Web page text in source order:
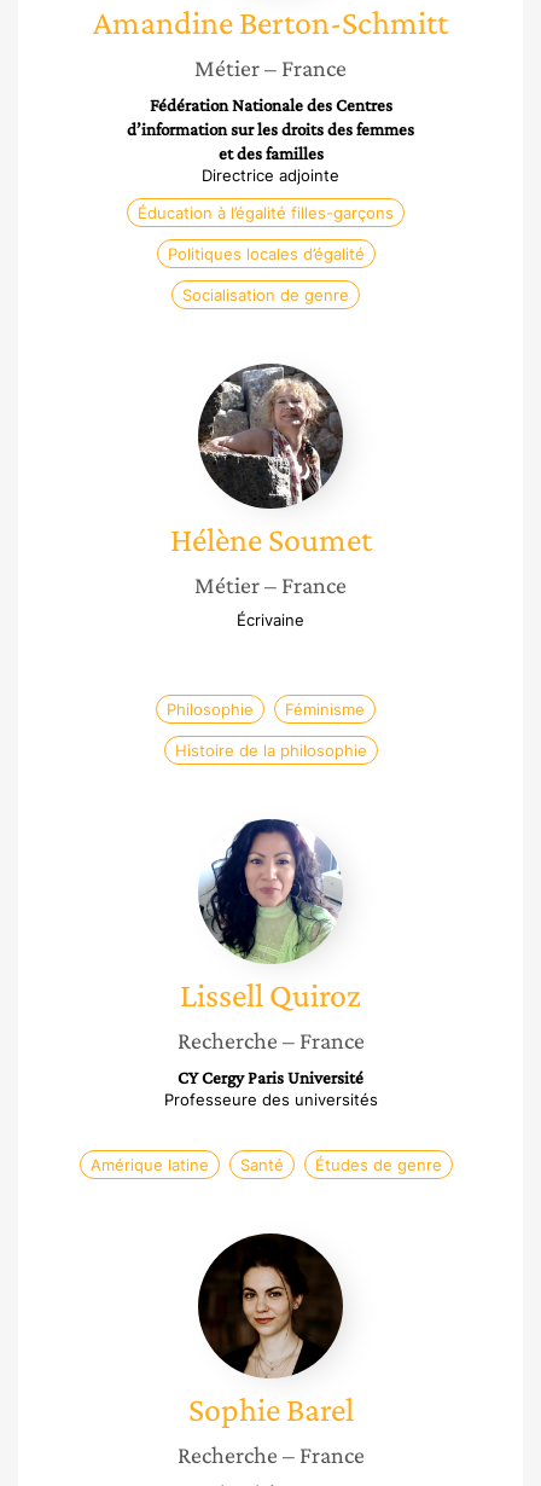
AmandineBerton-Schmitt
Métier– France
Fédération Nationale des Centres
d’information sur les droits des femmes
et des familles
Directrice adjointe
Éducation à l’égalité filles-garçons
Politiques locales d’égalité
Socialisation de genre
Hélène
Soumet
Hélène Soumet
Métier– France
Écrivaine
Philosophie Féminisme
Histoire de la philosophie
Lissell
Quiroz
LissellQuiroz
Recherche – France
CY Cergy Paris Université
Professeure des universités
Amérique latine Santé Études de genre
Sophie
Barel
Sophie Barel
Recherche – France